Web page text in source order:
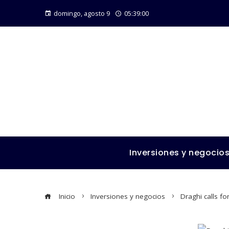
domingo, agosto 9 05:39:01
Inversiones y negocios
Inicio Inversiones y negocios Draghi calls